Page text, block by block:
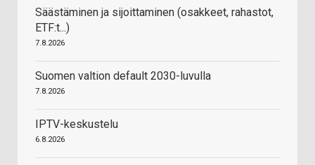
Säästäminen ja sijoittaminen (osakkeet, rahastot,
ETF:t...)
7.8.2026
Suomen valtion default 2030-luvulla
7.8.2026
IPTV-keskustelu
6.8.2026